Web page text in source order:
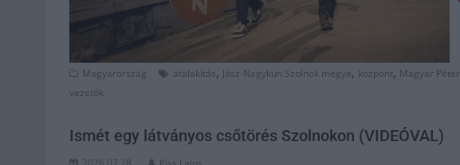
Magyarország átalakítás, Jász-Nagykun Szolnok megye, központ, Magyar Péter
vezetők
Ismét egy látványos csőtörés Szolnokon (VIDEÓVAL)